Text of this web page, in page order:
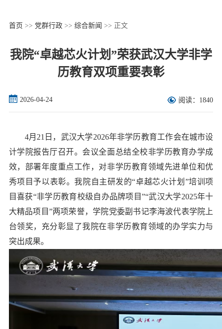
首页 >> 党群行政>> 综合新闻 >> 正文
我院“卓越芯火计划”荣获武汉大学非学
历教育双项重要表彰
2026-04-24 阅读：1840
4月21日，武汉大学2026年非学历教育工作会在城市设
计学院报告厅召开。会议全面总结全校非学历教育办学成
效，部署年度重点工作，对非学历教育领域先进单位和优
秀项目予以表彰。我院自主研发的“卓越芯火计划”培训项
目喜获“非学历教育校级自办品牌项目”“武汉大学2025年十
大精品项目”两项荣誉，学院党委副书记李海波代表学院上
台领奖，充分彰显了我院在非学历教育领域的办学实力与
突出成果。